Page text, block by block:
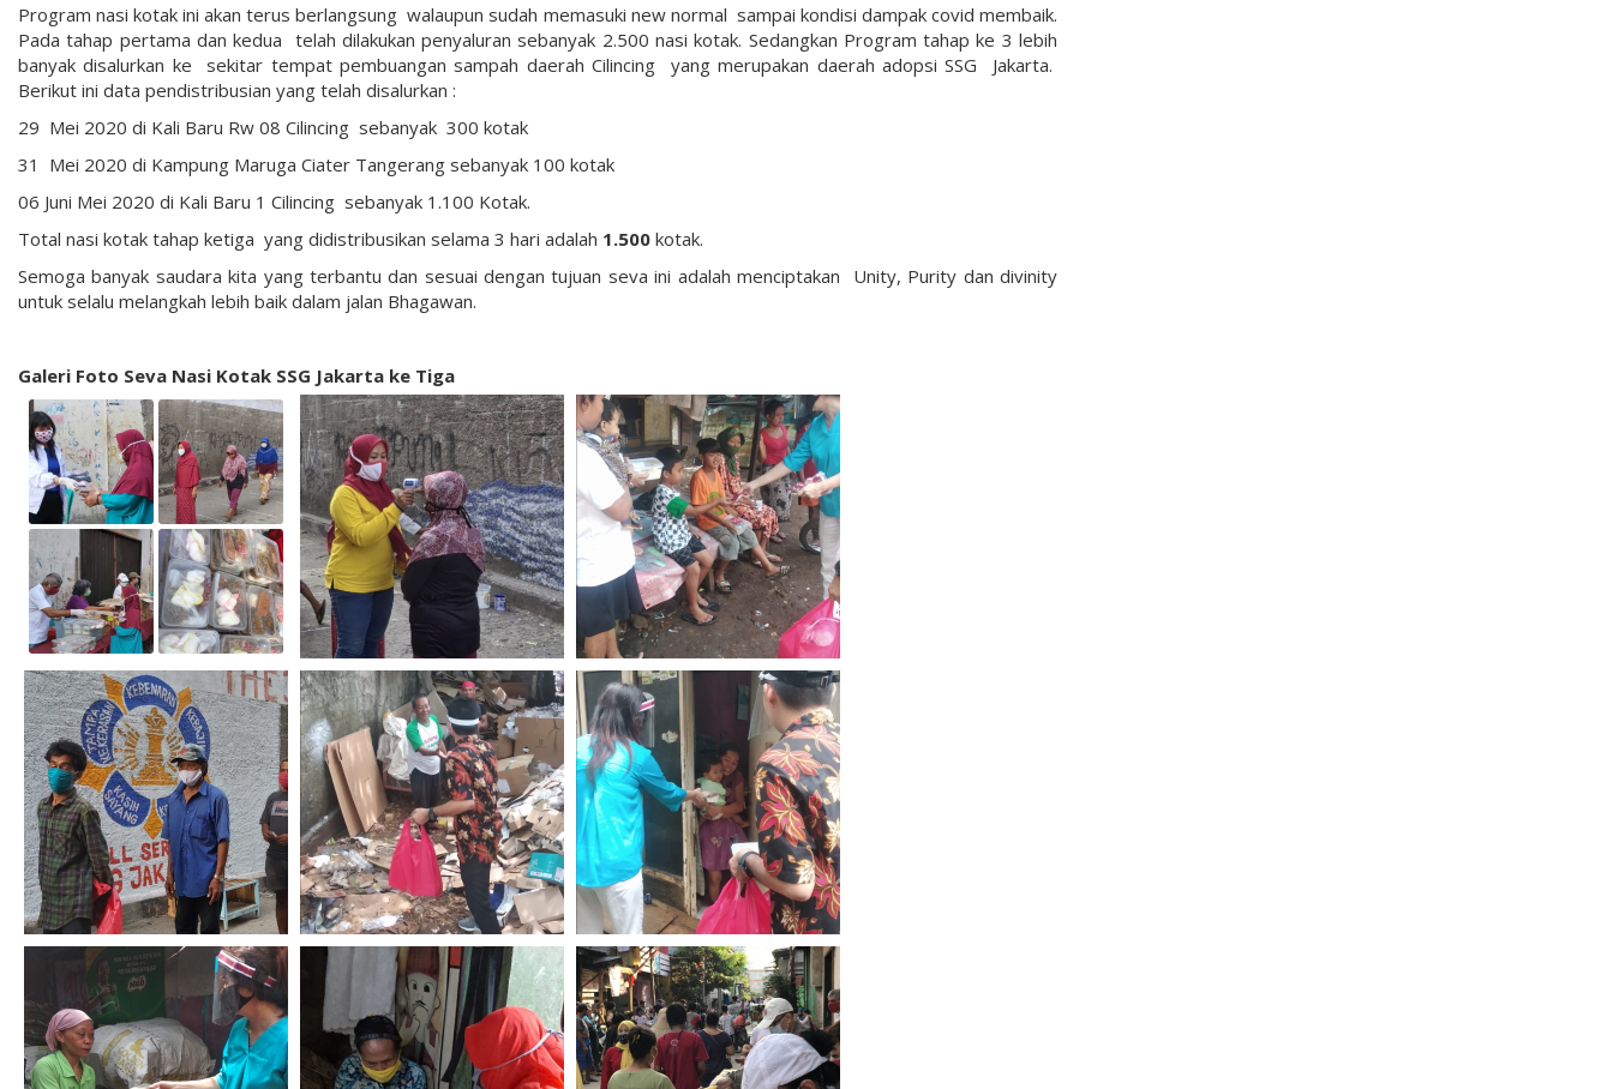
Program nasi kotak ini akan terus berlangsung walaupun sudah memasuki new normal sampai kondisi dampak covid membaik.
Pada tahap pertama dan kedua telah dilakukan penyaluran sebanyak 2.500 nasi kotak. Sedangkan Program tahap ke 3 lebih
banyak disalurkan ke sekitar tempat pembuangan sampah daerah Cilincing yang merupakan daerah adopsi SSG Jakarta.
Berikut ini data pendistribusian yang telah disalurkan :
29 Mei 2020 di Kali Baru Rw 08 Cilincing sebanyak 300 kotak
31 Mei 2020 di Kampung Maruga Ciater Tangerang sebanyak 100 kotak
06 Juni Mei 2020 di Kali Baru 1 Cilincing sebanyak 1.100 Kotak.
Total nasi kotak tahap ketiga yang didistribusikan selama 3 hari adalah 1.500 kotak.
Semoga banyak saudara kita yang terbantu dan sesuai dengan tujuan seva ini adalah menciptakan Unity, Purity dan divinity
untuk selalu melangkah lebih baik dalam jalan Bhagawan.
Galeri Foto Seva Nasi Kotak SSG Jakarta ke Tiga